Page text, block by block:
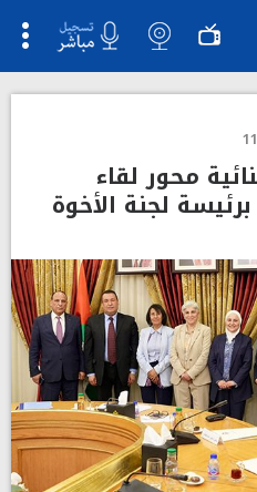
محور لقاء
لجنة الأخوة